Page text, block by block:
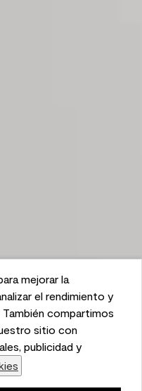
user experience
traffic on our website.
your use of our site
and analytics
mejorar la
el rendimiento y
compartimos
sitio con
publicidad y